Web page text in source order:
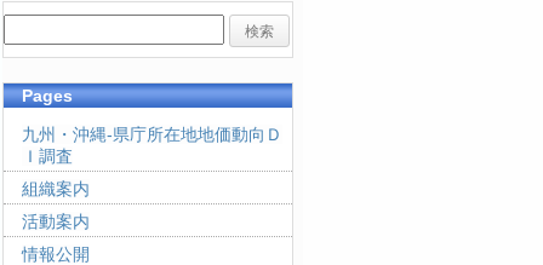
Pages
九州・沖縄-県庁所在地地価動向Ｄ
Ｉ調査
組織案内
活動案内
情報公開